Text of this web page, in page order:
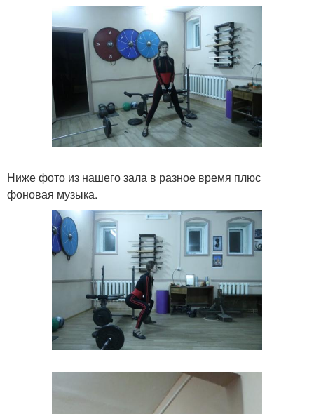
Ниже фото из нашего зала в разное время плюс
фоновая музыка.